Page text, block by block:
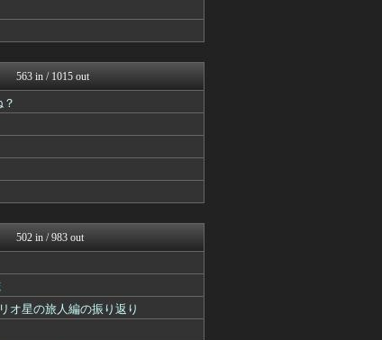
馬鳥速報
スターライト速報 -遊戯王...
あ艦これ ～艦隊これくしょ...
ゆるゲーマー遅報
ミニゴブ速報 ～グラブルま...
2ch東方スレ観測所
原神速報 | GENSHI...
PlaySphere | ...
艦これ速報 艦隊これくしょ...
ゆるゲーマー遅報
パカ娘速報！！ウマ娘まとめ...
けおけお速報
563 in / 1015 out
502 in / 983 out
オ星の旅人編の振り返り